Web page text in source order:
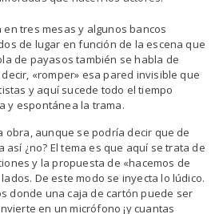
tres mesas y algunos bancos
de lugar en función de la escena que
de payasos también se habla de
«romper» esa pared invisible que
y aquí sucede todo el tiempo
y espontánea la trama.
obra, aunque se podría decir que de
¿no? El tema es que aquí se trata de
y la propuesta de «hacemos de
De este modo se inyecta lo lúdico.
donde una caja de cartón puede ser
en un micrófono ¡y cuantas